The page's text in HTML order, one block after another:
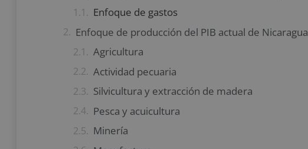
Enfoque de gastos
Enfoque de producción del PIB actual de Nicaragua
Agricultura
Actividad pecuaria
Silvicultura y extracción de madera
Pesca y acuicultura
Minería